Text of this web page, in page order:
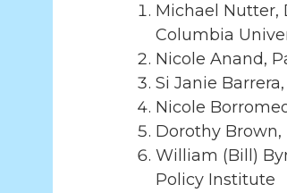
Michael Nutter,
Columbia
Nicole Anand,
Si Janie
Nicole
Dorothy Brown,
William (Bill)
Policy Institute